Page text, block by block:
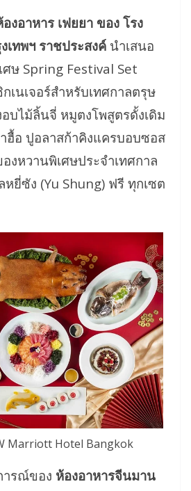
องอาหาร เฟยยา ของ โรง
เทพฯ ราชประสงค์ นำเสนอ
ษ Spring Festival Set
เนเจอร์สำหรับเทศกาลตรุษ
บไม้ลิ้นจี่ หมูตงโพสูตรดั้งเดิม
ฮื้อ ปูอลาสก้าคิงแครบอบซอส
งหวานพิเศษประจำเทศกาล
ยี่ซัง (Yu Shung) ฟรี ทุกเซต
Marriott Hotel Bangkok
ารณ์ของ ห้องอาหารจีนมาน